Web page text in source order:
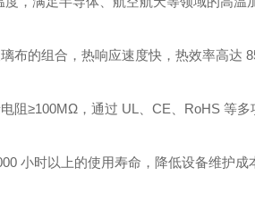
布的组合，热响应速度快，热效率高达
阻≥100MΩ，通过 UL、CE、RoHS 等多
小时以上的使用寿命，降低设备维护成